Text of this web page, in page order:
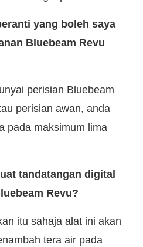
yang boleh saya
Bluebeam Revu
perisian Bluebeam
perisian awan, anda
pada maksimum lima
tandatangan digital
Revu?
itu sahaja alat ini akan
tera air pada